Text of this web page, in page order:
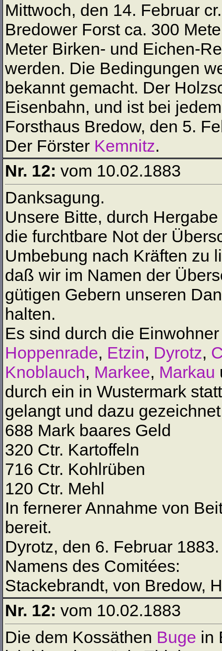
Mittwoch, den 14. Februar
Bredower Forst ca. 300
Meter Birken- und Eichen-
werden. Die Bedingungen
bekannt gemacht. Der
Eisenbahn, und ist bei
Forsthaus Bredow, den 5.
Der Förster Kemnitz.
Nr. 12: vom 10.02.1883
Danksagung.
Unsere Bitte, durch
die furchtbare Not der
Umbebung nach Kräften zu
daß wir im Namen der
gütigen Gebern unseren
halten.
Es sind durch die
Hoppenrade, Etzin, Dyrotz,
Knoblauch, Markee, Markau
durch ein in Wustermark
gelangt und dazu
688 Mark baares Geld
320 Ctr. Kartoffeln
716 Ctr. Kohlrüben
120 Ctr. Mehl
In fernerer Annahme von
bereit.
Dyrotz, den 6. Februar 1883.
Namens des Comitées:
Stackebrandt, von Bredow,
Nr. 12: vom 10.02.1883
Die dem Kossäthen Buge in